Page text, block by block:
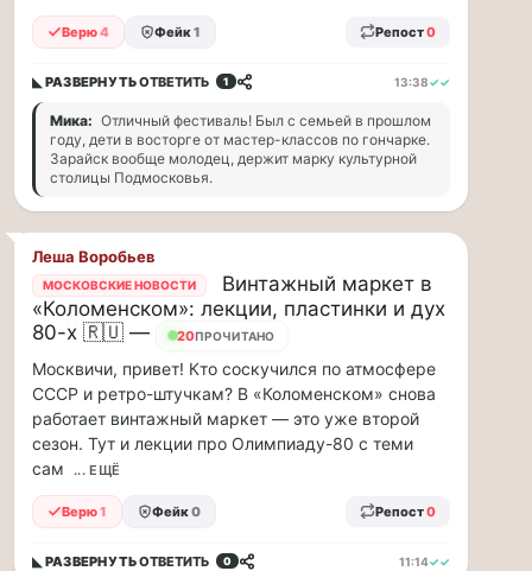
Терапевт
ВСК
дал
совет
дачникам:
«сердечникам»
можно
находится…
Терапевт
ВСК
дал
совет
дачникам:
«сердечникам»
можно
находится
на
жаре
не
более
20
Верю4 Фейк1 Репост0
◣ РАЗВЕРНУТЬОТВЕТИТЬ 1 13:38✓✓
Мика: Отличный фестиваль! Был с семьей в прошлом
году, дети в восторге от мастер-классов по гончарке.
Зарайск вообще молодец, держит марку культурной
столицы Подмосковья.
Леша Воробьев
МОСКОВСКИЕ НОВОСТИ
Винтажный маркет в
«Коломенском»: лекции, пластинки и дух
80-х 🇷🇺 —
20ПРОЧИТАНО
Москвичи, привет! Кто соскучился по атмосфере
СССР и ретро-штучкам? В «Коломенском» снова
работает винтажный маркет — это уже второй
сезон. Тут и лекции про Олимпиаду-80 с теми
сам
... ЕЩЁ
Верю1 Фейк0 Репост0
◣ РАЗВЕРНУТЬОТВЕТИТЬ 0 11:14✓✓